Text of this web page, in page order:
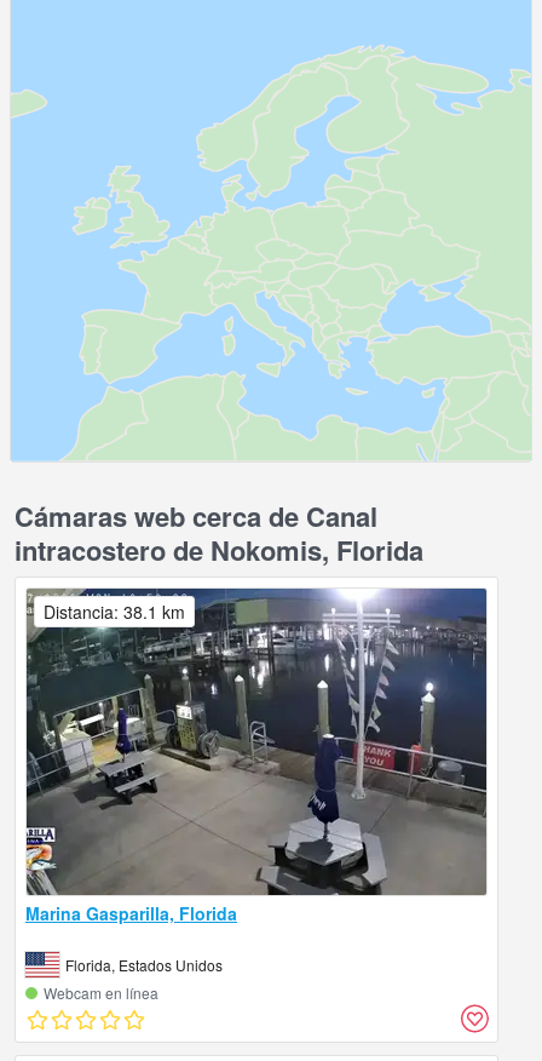
Cámaras web cerca de Canal
intracostero de Nokomis, Florida
Marina Gasparilla, Florida
Florida, Estados Unidos
Webcam en línea
Distancia: 38.1 km